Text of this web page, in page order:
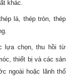
khác.
lá, thép tròn, thép
lựa chọn, thu hồi từ
thiết bị và các sản
ngoài hoặc lãnh thổ